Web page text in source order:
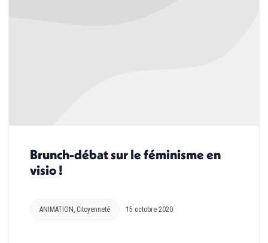
Brunch-débat sur le féminisme en
visio !
ANIMATION , Citoyenneté 15 octobre 2020